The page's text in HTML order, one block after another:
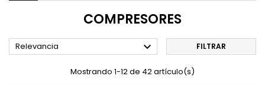
COMPRESORES
Relevancia  FILTRAR
Mostrando 1-12 de 42 artículo(s)